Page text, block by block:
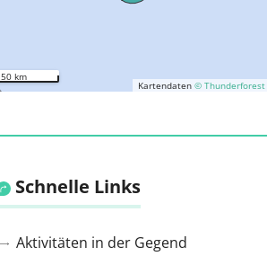
Kartendaten © Thunderforest
50 km
Schnelle Links
Aktivitäten in der Gegend